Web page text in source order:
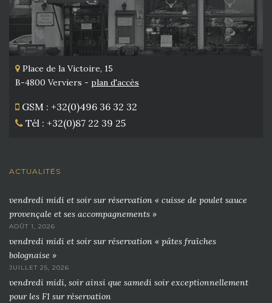
Place de la Victoire, 15
B-4800 Verviers - plan d'accès
GSM : +32(0)496 36 32 32
Tél : +32(0)87 22 39 25
ACTUALITÉS
vendredi midi et soir sur réservation « cuisse de poulet sauce
provençale et ses accompagnements »
AOÛT 1, 2026
vendredi midi et soir sur réservation « pâtes fraîches
bolognaise »
JUILLET 25, 2026
vendredi midi, soir ainsi que samedi soir exceptionnellement
pour les F1 sur réservation